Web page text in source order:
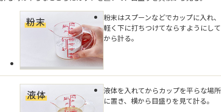
粉末はスプーンなどでカップに入れ、
軽く下に打ちつけてならすようにして
から計る。
液体を入れてからカップを平らな場所
に置き、横から目盛りを見て計る。